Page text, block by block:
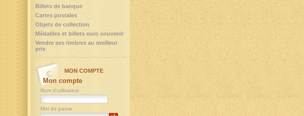
Billets de banque
Cartes postales
Objets de collection
Médailles et billets euro souvenir
Vendre ses timbres au meilleur
prix
MON COMPTE
Mon compte
Nom d'utilisateur
Mot de passe